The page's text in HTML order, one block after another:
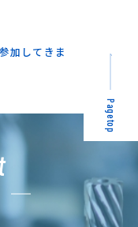
Pagetop
加してきま